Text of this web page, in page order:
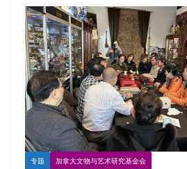
专题 加拿大文物与艺术研究基金会